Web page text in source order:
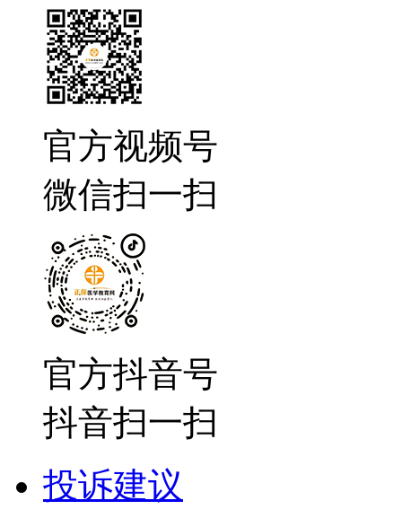
官方视频号
微信扫一扫
官方抖音号
抖音扫一扫
投诉建议